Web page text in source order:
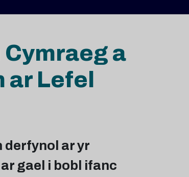
a
ar Lefel
derfynol ar yr
gael i bobl ifanc